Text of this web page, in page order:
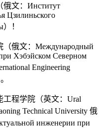
文：Институт
Цзилиньского
！
俄文：Международный
Хэбэйском Северном
Engineering
程学院（英文：Ural
Technical University 俄
инженерии при